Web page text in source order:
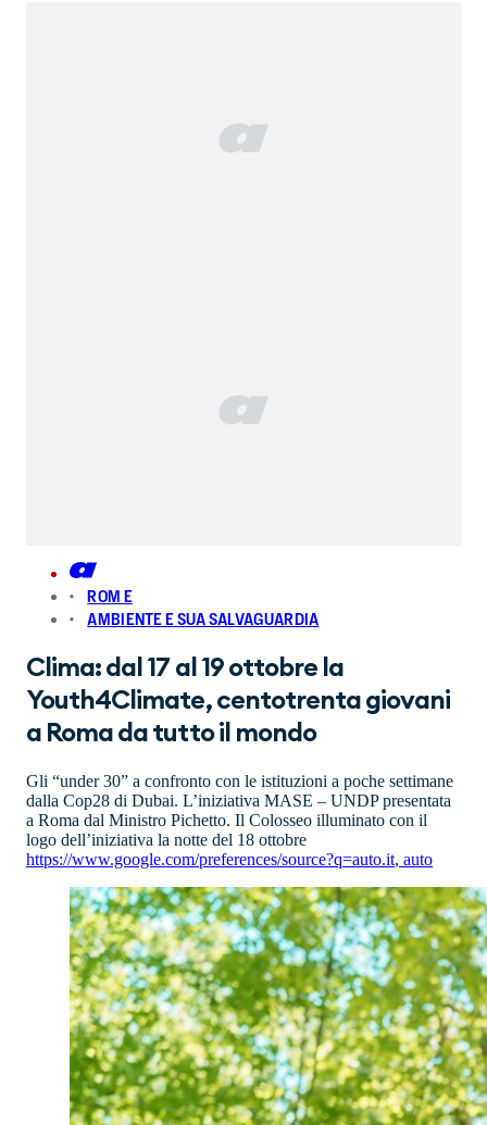
ROM E
AMBIENTE E SUA SALVAGUARDIA
Clima: dal 17 al 19 ottobre la
Youth4Climate, centotrenta giovani
a Roma da tutto il mondo
Gli “under 30” a confronto con le istituzioni a poche settimane
dalla Cop28 di Dubai. L’iniziativa MASE – UNDP presentata
a Roma dal Ministro Pichetto. Il Colosseo illuminato con il
logo dell’iniziativa la notte del 18 ottobre
https://www.google.com/preferences/source?q=auto.it, auto